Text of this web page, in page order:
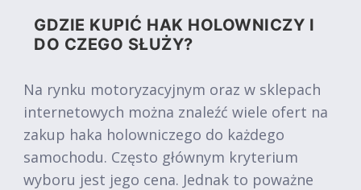
GDZIE KUPIĆ HAK HOLOWNICZY I
DO CZEGO SŁUŻY?
Na rynku motoryzacyjnym oraz w sklepach
internetowych można znaleźć wiele ofert na
zakup haka holowniczego do każdego
samochodu. Często głównym kryterium
wyboru jest jego cena. Jednak to poważne